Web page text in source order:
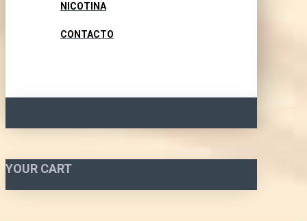
NICOTINA
CONTACTO
YOUR CART